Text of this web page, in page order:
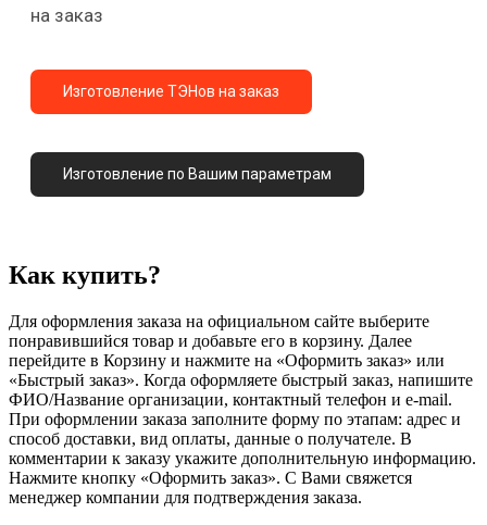
на заказ
Изготовление ТЭНов на заказ
Изготовление по Вашим параметрам
Как купить?
Для оформления заказа на официальном сайте выберите
понравившийся товар и добавьте его в корзину. Далее
перейдите в Корзину и нажмите на «Оформить заказ» или
«Быстрый заказ». Когда оформляете быстрый заказ, напишите
ФИО/Название организации, контактный телефон и e-mail.
При оформлении заказа заполните форму по этапам: адрес и
способ доставки, вид оплаты, данные о получателе. В
комментарии к заказу укажите дополнительную информацию.
Нажмите кнопку «Оформить заказ». С Вами свяжется
менеджер компании для подтверждения заказа.